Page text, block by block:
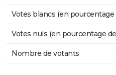
Votes blancs (en
Votes nuls (en pourcentage
Nombre de votants